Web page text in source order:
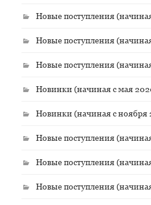
Новые поступления
Новые поступления
Новые поступления
Новинки (начиная с мая
Новинки (начиная с ноября
Новые поступления
Новые поступления
Новые поступления